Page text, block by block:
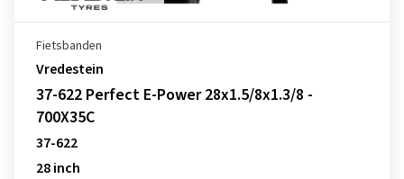
Fietsbanden
Vredestein
37-622 Perfect E-Power 28x1.5/8x1.3/8 -
700X35C
37-622
28 inch